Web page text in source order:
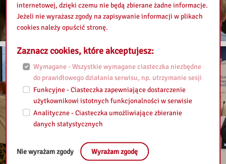
internetowej, dzięki czemu nie będą zbierane żadne informacje.
Jeżeli nie wyrażasz zgody na zapisywanie informacji w plikach
cookies należy opuścić stronę.
Zaznacz cookies, które akceptujesz:
Wymagane - Wszystkie wymagane ciasteczka niezbędne
do prawidłowego działania serwisu, np. utrzymanie sesji
Funkcyjne - Ciasteczka zapewniające dostarczenie
użytkownikowi istotnych funkcjonalności w serwisie
Analityczne - Ciasteczka umożliwiające zbieranie
danych statystycznych
Nie wyrażam zgody Wyrażam zgodę